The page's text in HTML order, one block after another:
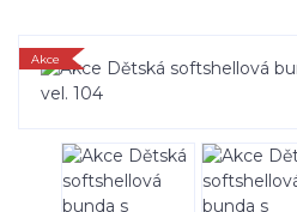
Akce